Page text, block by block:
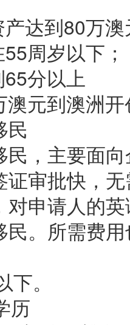
达到80万
周岁以下；
分以上
元到澳洲
民
民，主要面
证审批快，
对申请人的
民。所需费
。
历